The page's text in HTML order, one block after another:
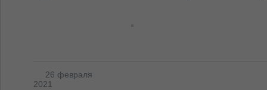
26 февраля
2021